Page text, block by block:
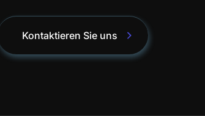
Kontaktieren Sie uns